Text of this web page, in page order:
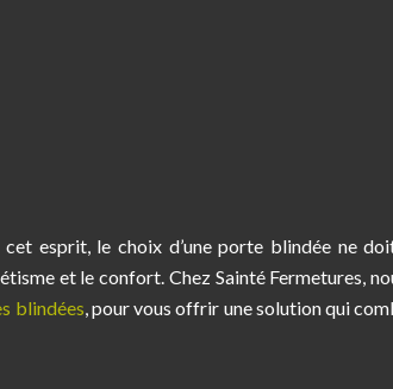
esprit, le choix d’une porte blindée ne
et le confort. Chez Sainté Fermetures,
blindées , pour vous offrir une solution qui